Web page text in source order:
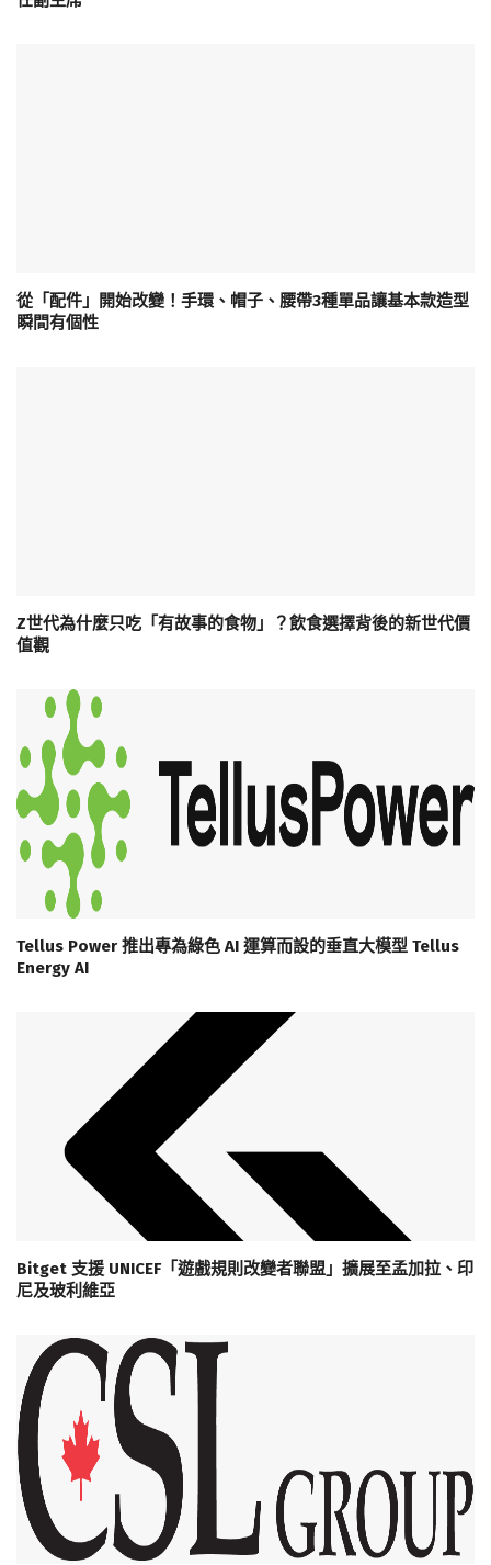
從「配件」開始改變！手環、帽子、腰帶3種單品讓基本款造型
瞬間有個性
Z世代為什麼只吃「有故事的食物」？飲食選擇背後的新世代價
值觀
Tellus Power 推出專為綠色 AI 運算而設的垂直大模型 Tellus
Energy AI
Bitget 支援 UNICEF「遊戲規則改變者聯盟」擴展至孟加拉、印
尼及玻利維亞